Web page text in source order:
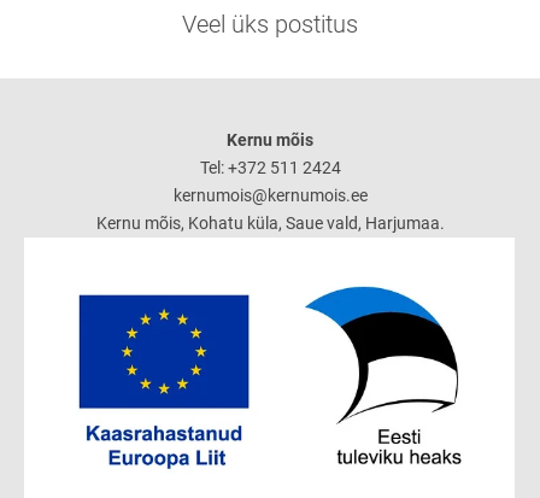
Veel üks postitus
Kernu mõis
Tel: +372 511 2424
kernumois@kernumois.ee
Kernu mõis, Kohatu küla, Saue vald, Harjumaa.